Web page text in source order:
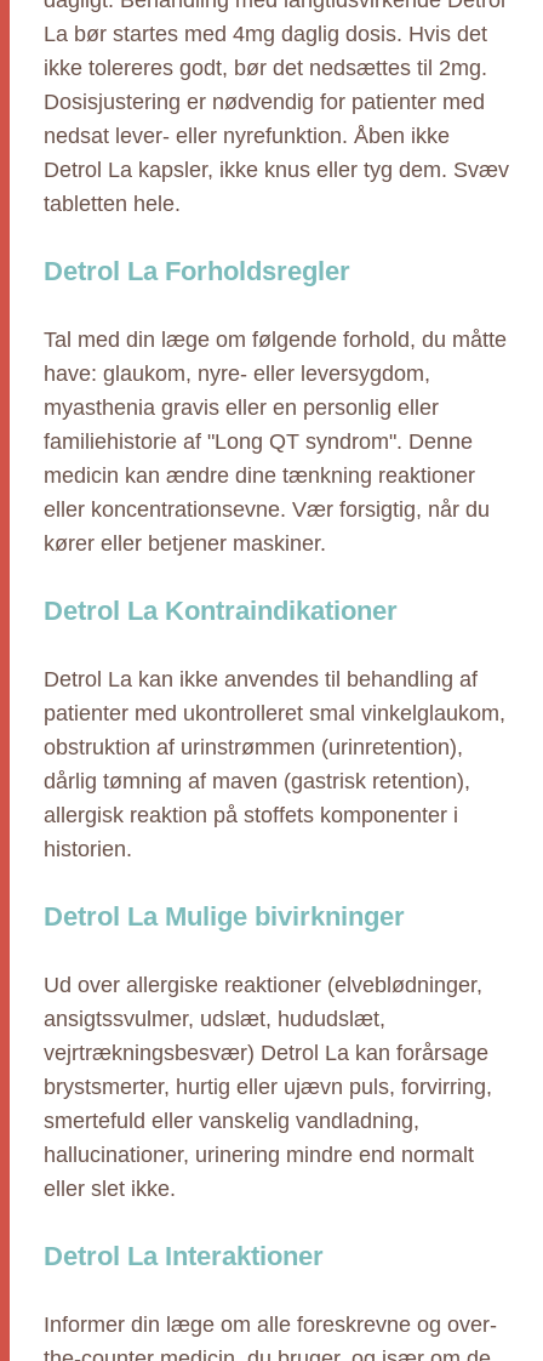
La bør startes med 4mg daglig dosis. Hvis det
ikke tolereres godt, bør det nedsættes til 2mg.
Dosisjustering er nødvendig for patienter med
nedsat lever- eller nyrefunktion. Åben ikke
Detrol La kapsler, ikke knus eller tyg dem. Svæv
tabletten hele.
Detrol La Forholdsregler
Tal med din læge om følgende forhold, du måtte
have: glaukom, nyre- eller leversygdom,
myasthenia gravis eller en personlig eller
familiehistorie af "Long QT syndrom". Denne
medicin kan ændre dine tænkning reaktioner
eller koncentrationsevne. Vær forsigtig, når du
kører eller betjener maskiner.
Detrol La Kontraindikationer
Detrol La kan ikke anvendes til behandling af
patienter med ukontrolleret smal vinkelglaukom,
obstruktion af urinstrømmen (urinretention),
dårlig tømning af maven (gastrisk retention),
allergisk reaktion på stoffets komponenter i
historien.
Detrol La Mulige bivirkninger
Ud over allergiske reaktioner (elveblødninger,
ansigtssvulmer, udslæt, hududslæt,
vejrtrækningsbesvær) Detrol La kan forårsage
brystsmerter, hurtig eller ujævn puls, forvirring,
smertefuld eller vanskelig vandladning,
hallucinationer, urinering mindre end normalt
eller slet ikke.
Detrol La Interaktioner
Informer din læge om alle foreskrevne og over-